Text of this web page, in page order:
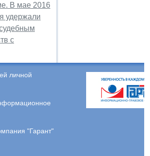
В мае 2016
удержали
с
личной
"Гарант"